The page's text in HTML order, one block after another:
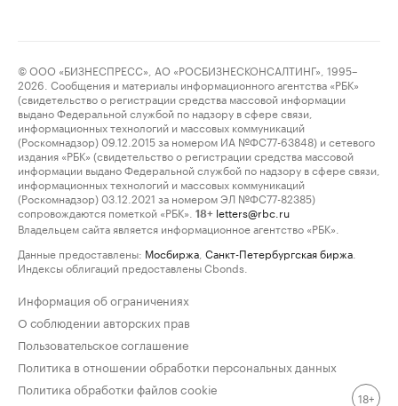
© ООО «БИЗНЕСПРЕСС», АО «РОСБИЗНЕСКОНСАЛТИНГ», 1995–
2026. Сообщения и материалы информационного агентства «РБК»
(свидетельство о регистрации средства массовой информации
выдано Федеральной службой по надзору в сфере связи,
информационных технологий и массовых коммуникаций
(Роскомнадзор) 09.12.2015 за номером ИА №ФС77-63848) и сетевого
издания «РБК» (свидетельство о регистрации средства массовой
информации выдано Федеральной службой по надзору в сфере связи,
информационных технологий и массовых коммуникаций
(Роскомнадзор) 03.12.2021 за номером ЭЛ №ФС77-82385)
сопровождаются пометкой «РБК».
18+ letters@rbc.ru
Владельцем сайта является информационное агентство «РБК».
Данные предоставлены: Мосбиржа Санкт-Петербургская биржа
Индексы облигаций предоставлены Cbonds.
Информация об ограничениях
О соблюдении авторских прав
Пользовательское соглашение
Политика в отношении обработки персональных данных
Политика обработки файлов cookie
18+